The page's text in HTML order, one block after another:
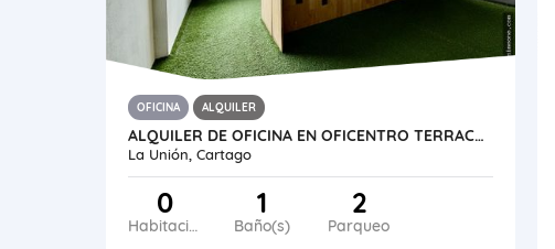
OFICINA ALQUILER
ALQUILER DE OFICINA EN OFICENTRO TERRACAMPUS, TRES RÍOS LA UNIÓN
La Unión, Cartago
0
Habitaciones
1
Baño(s)
2
Parqueo